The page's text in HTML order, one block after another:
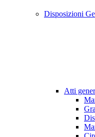
Disposizioni
Atti